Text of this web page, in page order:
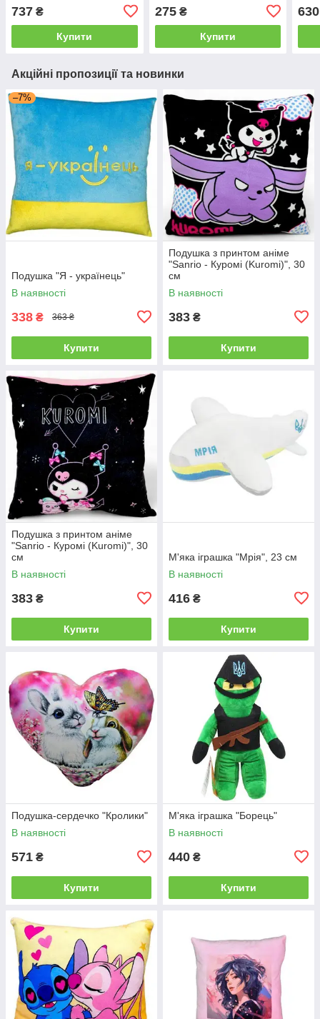
737 ₴
Купити
275₴
Купити
630
Акційні пропозиції та новинки
–7%
Подушка "Я - українець"
В наявності
338 ₴ 363 ₴
Купити
Подушка з принтом аніме
"Sanrio - Куромі (Kuromi)", 30
см
В наявності
383 ₴
Купити
Подушка з принтом аніме
"Sanrio - Куромі (Kuromi)", 30
см
В наявності
383 ₴
Купити
М'яка іграшка "Мрія", 23 см
В наявності
416 ₴
Купити
Подушка-сердечко "Кролики"
В наявності
571 ₴
Купити
М'яка іграшка "Борець"
В наявності
440 ₴
Купити